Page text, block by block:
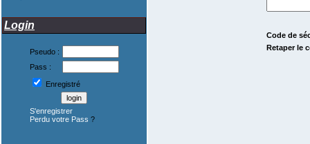
Login
Pseudo :
Pass :
Enregistré
S'enregistrer
Perdu votre Pass ?
Code de
Retaper le